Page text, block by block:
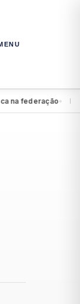
● Eduardo